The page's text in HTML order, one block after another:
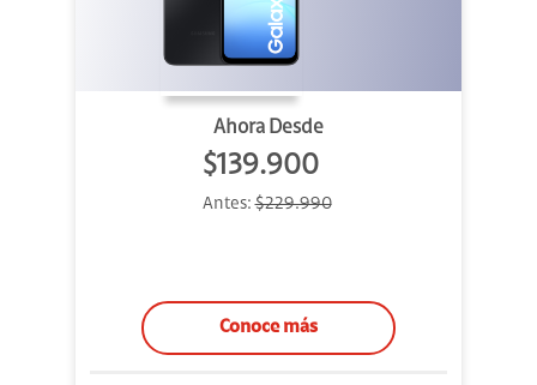
Ahora Desde
$139.900
Antes:$229.990
Conoce más